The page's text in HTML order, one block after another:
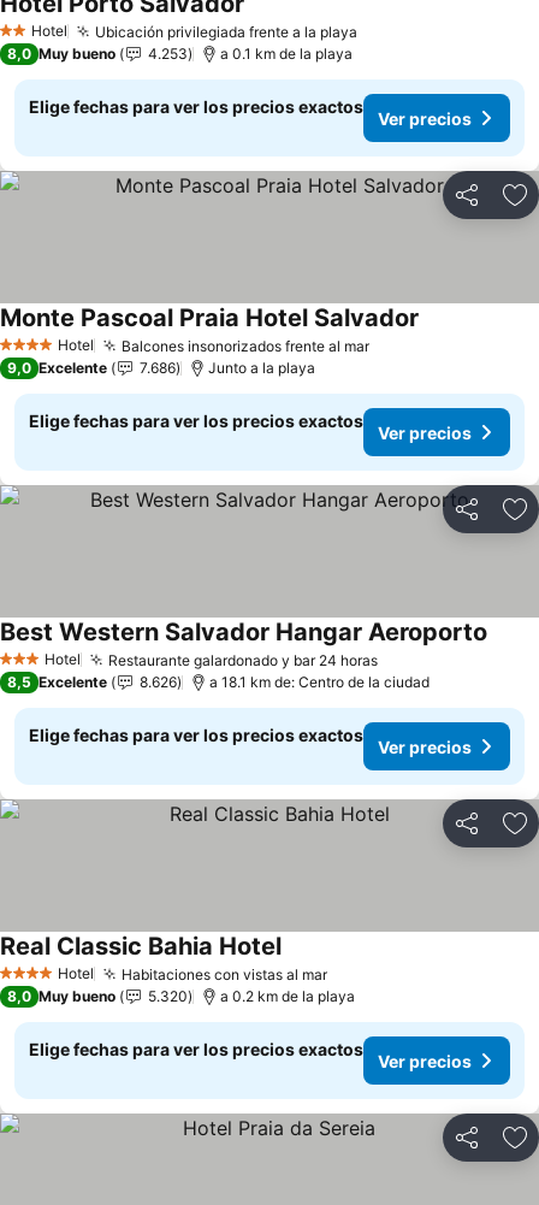
2 Estrellas
Hotel Ubicación privilegiada frente a la playa
8,0 Muy bueno 4.253 a 0.1 km de la playa
Elige fechas para ver los precios exactos
Ver precios
Compartir
4 EstrellasHotel Balcones insonorizados frente al mar
Monte Pascoal Praia Hotel Salvador
9,0 Excelente 7.686 Junto a la playa
Elige fechas para ver los precios exactos
Ver precios
Compartir
3 Estrellas
Hotel Restaurante galardonado y bar 24 horas
Best Western Salvador Hangar Aeroporto
8,5 Excelente 8.626 a 18.1 km de: Centro de la ciudad
Elige fechas para ver los precios exactos
Ver precios
Compartir
4 EstrellasHotel Habitaciones con vistas al mar
Real Classic Bahia Hotel
8,0 Muy bueno 5.320 a 0.2 km de la playa
Elige fechas para ver los precios exactos
Ver precios
Compartir